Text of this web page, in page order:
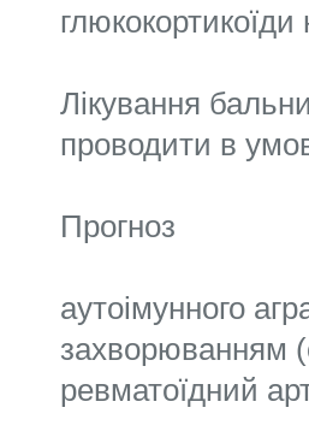
Лікування
проводити в
Прогноз
аутоімунного
захворюванням
ревматоїдний